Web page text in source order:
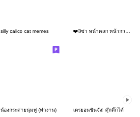
silly calico cat memes
น้องกระต่ายนุ่มฟู (ทำงาน) เครยอนชินจัง! ดุ๊กดิ๊กได้